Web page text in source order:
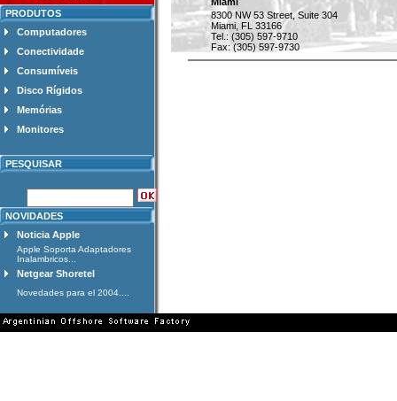
PRODUTOS
Computadores
Conectividade
Consumíveis
Disco Rígidos
Memórias
Monitores
PESQUISAR
NOVIDADES
Noticia Apple
Apple Soporta Adaptadores
Inalambricos...
Netgear Shoretel
Novedades para el 2004....
Miami
8300 NW 53 Street, Suite 304
Miami, FL 33166
Tel.: (305) 597-9710
Fax: (305) 597-9730